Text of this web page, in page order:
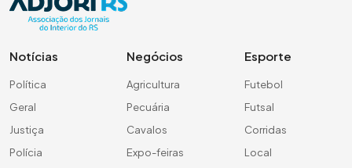
Notícias
Política
Geral
Justiça
Polícia
Negócios
Agricultura
Pecuária
Cavalos
Expo-feiras
Esporte
Futebol
Futsal
Corridas
Local